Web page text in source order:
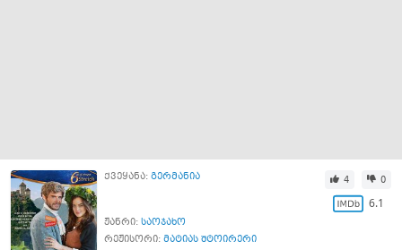
ქვეყანა: გერმანია 4 0
6.1
ჟანრი: საოჯახო
რეჟისორი: მატიას შტოირერი